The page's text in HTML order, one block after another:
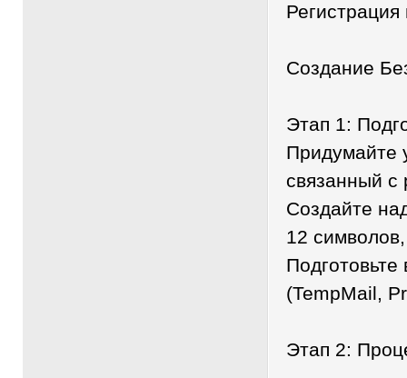
Создание
Этап 1:
Придумайте
связанный
Создайте
12
(TempMail,
Этап 2: